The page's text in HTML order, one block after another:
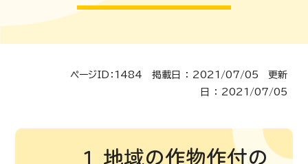
ページID：1484 掲載日 ： 2021/07/05 更新
日 ： 2021/07/05
１ 地域の作物作付の